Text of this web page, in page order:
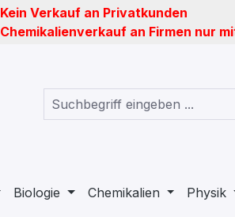
Kein Verkauf an Privatkunden
Chemikalienverkauf an Firmen nur
Biologie Chemikalien Physik